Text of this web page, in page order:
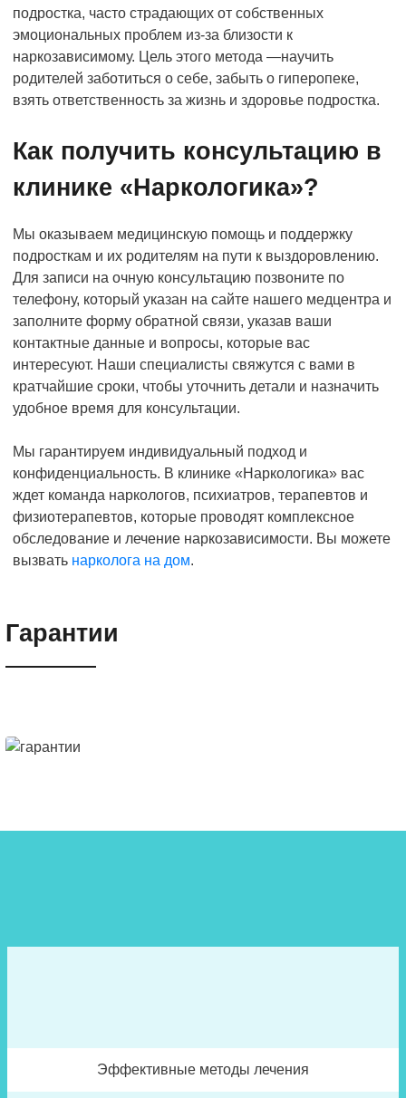
подростка, часто страдающих от собственных
эмоциональных проблем из-за близости к
наркозависимому. Цель этого метода —научить
родителей заботиться о себе, забыть о гиперопеке,
взять ответственность за жизнь и здоровье подростка.
Как получить консультацию в
клинике «Наркологика»?
Мы оказываем медицинскую помощь и поддержку
подросткам и их родителям на пути к выздоровлению.
Для записи на очную консультацию позвоните по
телефону, который указан на сайте нашего медцентра и
заполните форму обратной связи, указав ваши
контактные данные и вопросы, которые вас
интересуют. Наши специалисты свяжутся с вами в
кратчайшие сроки, чтобы уточнить детали и назначить
удобное время для консультации.
Мы гарантируем индивидуальный подход и
конфиденциальность. В клинике «Наркологика» вас
ждет команда наркологов, психиатров, терапевтов и
физиотерапевтов, которые проводят комплексное
обследование и лечение наркозависимости. Вы можете
вызвать нарколога на дом.
Гарантии
Эффективные методы лечения